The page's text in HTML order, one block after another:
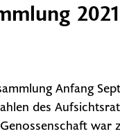
Anfang
des
war